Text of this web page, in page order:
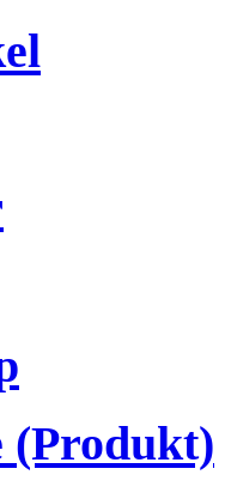
(Produkt)